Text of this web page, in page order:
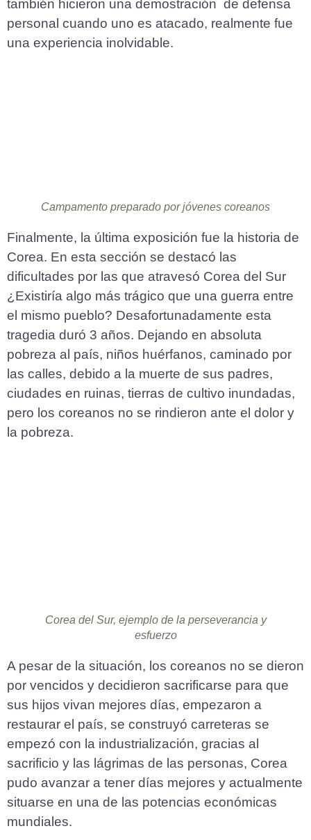
también hicieron una demostración de defensa
personal cuando uno es atacado, realmente fue
una experiencia inolvidable.
Campamento preparado por jóvenes coreanos
Finalmente, la última exposición fue la historia de
Corea. En esta sección se destacó las
dificultades por las que atravesó Corea del Sur
¿Existiría algo más trágico que una guerra entre
el mismo pueblo? Desafortunadamente esta
tragedia duró 3 años. Dejando en absoluta
pobreza al país, niños huérfanos, caminado por
las calles, debido a la muerte de sus padres,
ciudades en ruinas, tierras de cultivo inundadas,
pero los coreanos no se rindieron ante el dolor y
la pobreza.
Corea del Sur, ejemplo de la perseverancia y
esfuerzo
A pesar de la situación, los coreanos no se dieron
por vencidos y decidieron sacrificarse para que
sus hijos vivan mejores días, empezaron a
restaurar el país, se construyó carreteras se
empezó con la industrialización, gracias al
sacrificio y las lágrimas de las personas, Corea
pudo avanzar a tener días mejores y actualmente
situarse en una de las potencias económicas
mundiales.